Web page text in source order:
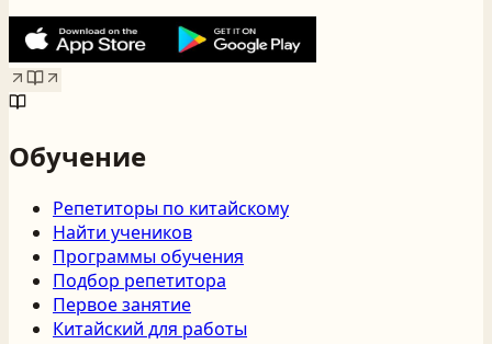
Обучение
Репетиторы по китайскому
Найти учеников
Программы обучения
Подбор репетитора
Первое занятие
Китайский для работы